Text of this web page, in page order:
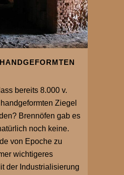
bereits 8.000 v.
Ziegel
Brennöfen gab es
noch keine.
von Epoche zu
wichtigeres
der Industrialisierung